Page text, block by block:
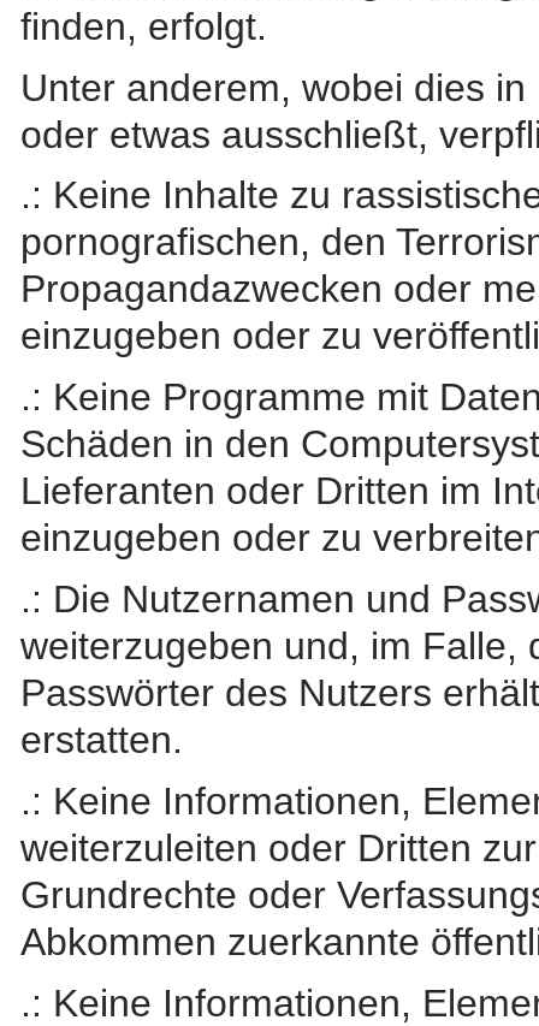
finden, erfolgt.
Unter anderem, wobei dies
oder etwas ausschließt,
.: Keine Inhalte zu
pornografischen, den
Propagandazwecken oder
einzugeben oder zu
.: Keine Programme mit
Schäden in den
Lieferanten oder Dritten im
einzugeben oder zu
.: Die Nutzernamen und
weiterzugeben und, im Falle,
Passwörter des Nutzers
erstatten.
.: Keine Informationen,
weiterzuleiten oder Dritten
Grundrechte oder
Abkommen zuerkannte
.: Keine Informationen,